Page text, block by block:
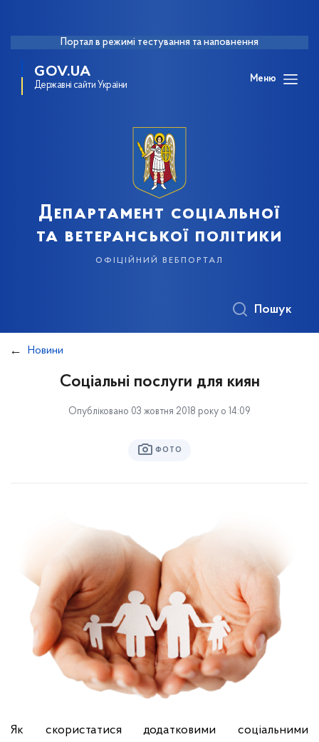
Портал в режимі тестування та наповнення
GOV.UA
Державні сайти України
Меню
Департамент соціальної
та ветеранської політики
офіційний вебпортал
Пошук
Новини
Соціальні послуги для киян
Опубліковано 03 жовтня 2018 року о 14:09
ФОТО
Як скористатися додатковими соціальними